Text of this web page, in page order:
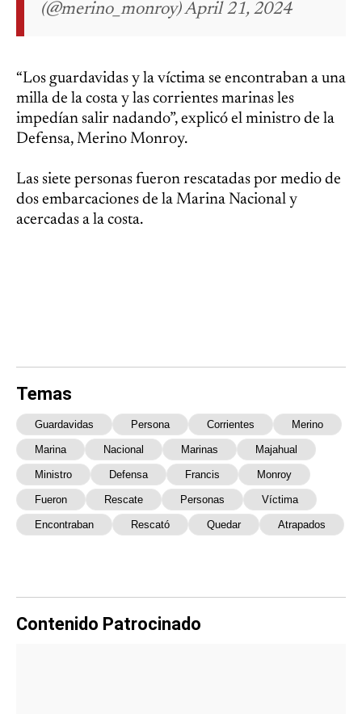
(@merino_monroy) April 21, 2024
“Los guardavidas y la víctima se encontraban a una
milla de la costa y las corrientes marinas les
impedían salir nadando”, explicó el ministro de la
Defensa, Merino Monroy.
Las siete personas fueron rescatadas por medio de
dos embarcaciones de la Marina Nacional y
acercadas a la costa.
Temas
Guardavidas Persona Corrientes Merino
Marina Nacional Marinas Majahual
Ministro Defensa Francis Monroy
Fueron Rescate Personas Víctima
Encontraban Rescató Quedar Atrapados
Contenido Patrocinado